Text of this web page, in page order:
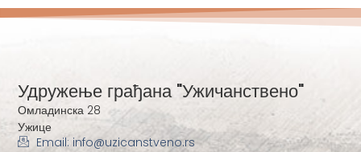
Удружење грађана "Ужичанствено"
Омладинска 28
Ужице
Email: info@uzicanstveno.rs